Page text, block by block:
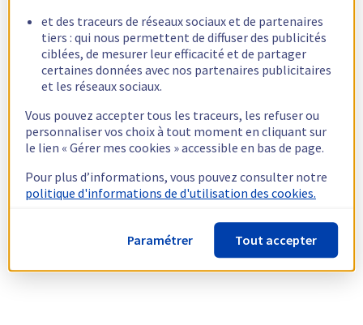
et des traceurs de réseaux sociaux et de partenaires
tiers : qui nous permettent de diffuser des publicités
ciblées, de mesurer leur efficacité et de partager
certaines données avec nos partenaires publicitaires
et les réseaux sociaux.
Vous pouvez accepter tous les traceurs, les refuser ou
personnaliser vos choix à tout moment en cliquant sur
le lien « Gérer mes cookies » accessible en bas de page.
Pour plus d’informations, vous pouvez consulter notre
politique d'informations de d'utilisation des cookies.
Paramétrer Tout accepter